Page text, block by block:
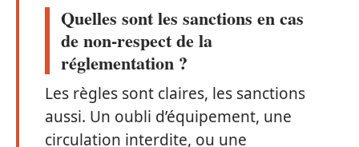
Quelles sont les sanctions en cas
de non-respect de la
réglementation ?
Les règles sont claires, les sanctions
aussi. Un oubli d’équipement, une
circulation interdite, ou une